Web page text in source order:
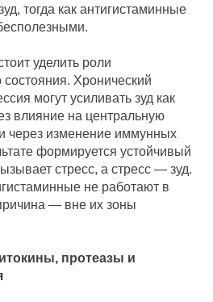
тогда как антигистаминные
уделить роли
Хронический
могут усиливать зуд как
влияние на центральную
через изменение иммунных
формируется устойчивый
стресс, а стресс — зуд.
не работают в
— вне их зоны
протеазы и